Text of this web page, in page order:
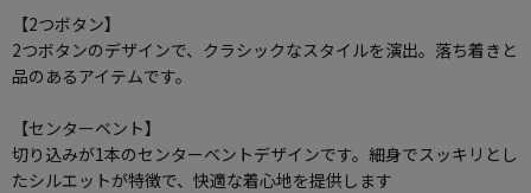
【2つボタン】
2つボタンのデザインで、クラシックなスタイルを演出。落ち着きと
品のあるアイテムです。
【センターベント】
切り込みが1本のセンターベントデザインです。細身でスッキリとし
たシルエットが特徴で、快適な着心地を提供します